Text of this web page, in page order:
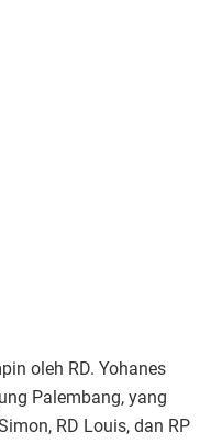
oleh RD. Yohanes
Palembang, yang
RD Louis, dan RP